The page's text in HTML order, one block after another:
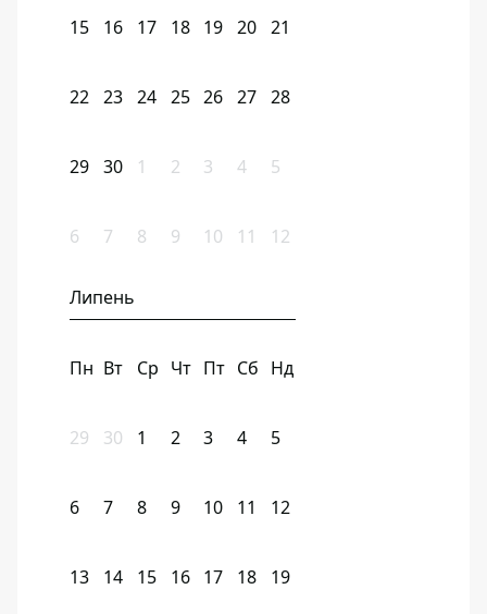
15 16 17 18 19 20 21
22 23 24 25 26 27 28
29 30 1 2 3 4 5
6 7 8 9 10 11 12
Липень
Пн Вт Ср Чт Пт Сб Нд
29 30 1 2 3 4 5
6 7 8 9 10 11 12
13 14 15 16 17 18 19